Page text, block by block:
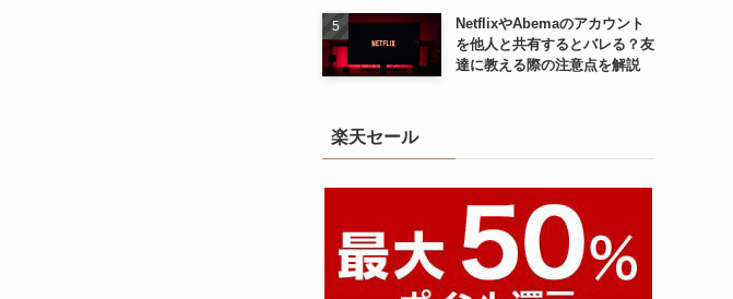
NetflixやAbemaのアカウント
を他人と共有するとバレる？友
達に教える際の注意点を解説
楽天セール